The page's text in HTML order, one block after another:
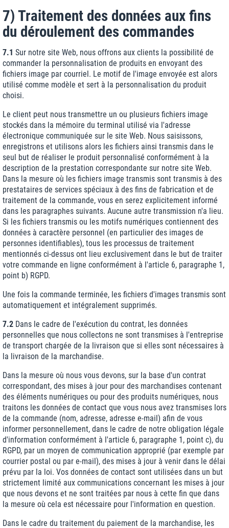
7) Traitement des données aux fins
du déroulement des commandes
7.1 Sur notre site Web, nous offrons aux clients la possibilité de
commander la personnalisation de produits en envoyant des
fichiers image par courriel. Le motif de l'image envoyée est alors
utilisé comme modèle et sert à la personnalisation du produit
choisi.
Le client peut nous transmettre un ou plusieurs fichiers image
stockés dans la mémoire du terminal utilisé via l'adresse
électronique communiquée sur le site Web. Nous saisissons,
enregistrons et utilisons alors les fichiers ainsi transmis dans le
seul but de réaliser le produit personnalisé conformément à la
description de la prestation correspondante sur notre site Web.
Dans la mesure où les fichiers image transmis sont transmis à des
prestataires de services spéciaux à des fins de fabrication et de
traitement de la commande, vous en serez explicitement informé
dans les paragraphes suivants. Aucune autre transmission n'a lieu.
Si les fichiers transmis ou les motifs numériques contiennent des
données à caractère personnel (en particulier des images de
personnes identifiables), tous les processus de traitement
mentionnés ci-dessus ont lieu exclusivement dans le but de traiter
votre commande en ligne conformément à l'article 6, paragraphe 1,
point b) RGPD.
Une fois la commande terminée, les fichiers d'images transmis sont
automatiquement et intégralement supprimés.
7.2 Dans le cadre de l'exécution du contrat, les données
personnelles que nous collectons ne sont transmises à l'entreprise
de transport chargée de la livraison que si elles sont nécessaires à
la livraison de la marchandise.
Dans la mesure où nous vous devons, sur la base d'un contrat
correspondant, des mises à jour pour des marchandises contenant
des éléments numériques ou pour des produits numériques, nous
traitons les données de contact que vous nous avez transmises lors
de la commande (nom, adresse, adresse e-mail) afin de vous
informer personnellement, dans le cadre de notre obligation légale
d'information conformément à l'article 6, paragraphe 1, point c), du
RGPD, par un moyen de communication approprié (par exemple par
courrier postal ou par e-mail), des mises à jour à venir dans le délai
prévu par la loi. Vos données de contact sont utilisées dans un but
strictement limité aux communications concernant les mises à jour
que nous devons et ne sont traitées par nous à cette fin que dans
la mesure où cela est nécessaire pour l'information en question.
Dans le cadre du traitement du paiement de la marchandise, les